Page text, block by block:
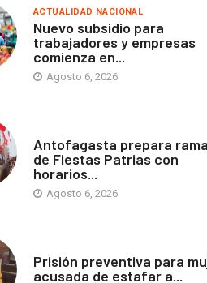
ACTUALIDAD NACIONAL
Nuevo subsidio para
trabajadores y empresas
comienza en...
Agosto 6, 2026
Antofagasta prepara
de Fiestas Patrias con
horarios...
Agosto 6, 2026
Prisión preventiva para
acusada de estafar a...